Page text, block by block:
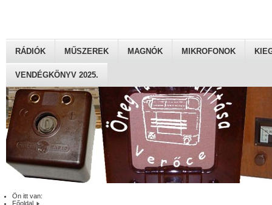
RÁDIÓK MŰSZEREK MAGNÓK MIKROFONOK
VENDÉGKÖNYV 2025.
Ön itt van:
Főoldal